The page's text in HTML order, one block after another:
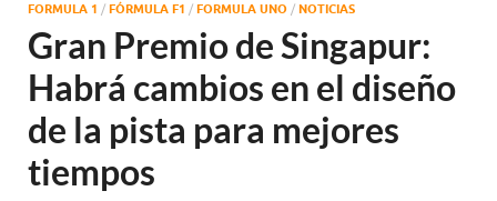
FORMULA 1 / FÓRMULA F1 / FORMULA UNO / NOTICIAS
Gran Premio de Singapur:
Habrá cambios en el diseño
de la pista para mejores
tiempos